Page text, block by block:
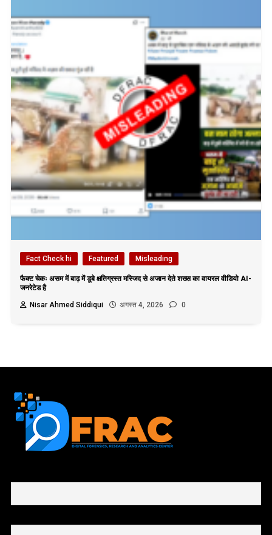
Fact Check hi Featured Misleading
फैक्ट चेकः असम में बाढ़ में डूबे क्षतिग्रस्त मस्जिद से अजान देते शख्स का वायरल वीडियो AI-
जनरेटेड है
Nisar Ahmed Siddiqui
अगस्त 4, 2026 0